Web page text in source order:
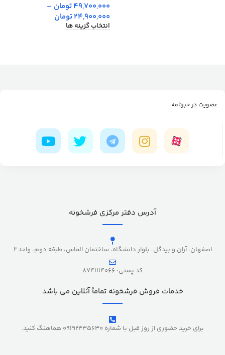
49,700,000تومان –
24,900,000تومان
انتخاب گزینه ها
عضویت در خبرنامه
آدرس دفتر مرکزی فرشخونه
اصفهان، آران و بیدگل، بلوار دانشگاه، ساختمان الماس، طبقه دوم، واحد 2
کد پستی: 8741114066
خدمات فروش فرشخونه تماماً آنلاین می باشد
برای خرید حضوری از روز قبل با شماره 09192435630 هماهنگ کنید.